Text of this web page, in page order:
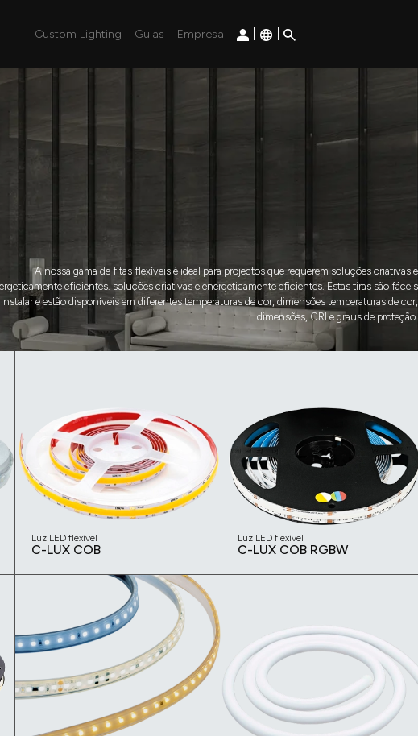
Custom Lighting Guias Empresa |
A nossa gama de fitas flexíveis é ideal para projectos que requerem soluções criativas e
eficientes. soluções criativas e energeticamente eficientes. Estas tiras são fáceis
e estão disponíveis em diferentes temperaturas de cor, dimensões temperaturas de cor,
dimensões, CRI e graus de proteção.
Luz LED flexível
C-LUX COB
Luz LED flexível
C-LUX COB RGBW